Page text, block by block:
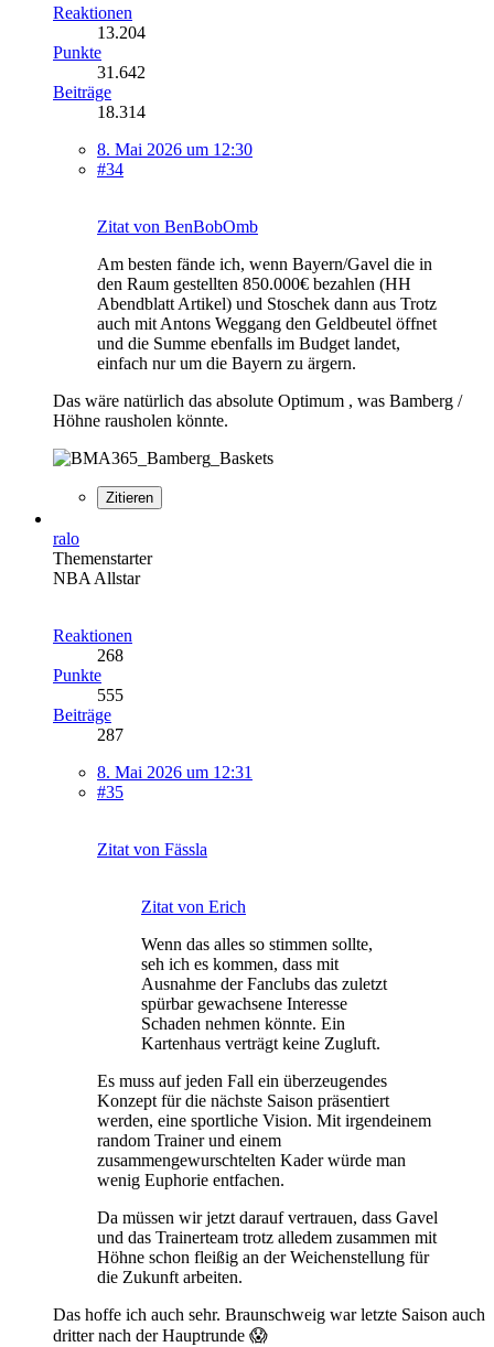
Reaktionen
13.204
Punkte
31.642
Beiträge
18.314
8. Mai 2026 um 12:30
#34
Zitat von BenBobOmb
Am besten fände ich, wenn Bayern/Gavel die in
den Raum gestellten 850.000€ bezahlen (HH
Abendblatt Artikel) und Stoschek dann aus Trotz
auch mit Antons Weggang den Geldbeutel öffnet
und die Summe ebenfalls im Budget landet,
einfach nur um die Bayern zu ärgern.
Das wäre natürlich das absolute Optimum , was Bamberg /
Höhne rausholen könnte.
Zitieren
ralo
Themenstarter
NBA Allstar
Reaktionen
268
Punkte
555
Beiträge
287
8. Mai 2026 um 12:31
#35
Zitat von Fässla
Zitat von Erich
Wenn das alles so stimmen sollte,
seh ich es kommen, dass mit
Ausnahme der Fanclubs das zuletzt
spürbar gewachsene Interesse
Schaden nehmen könnte. Ein
Kartenhaus verträgt keine Zugluft.
Es muss auf jeden Fall ein überzeugendes
Konzept für die nächste Saison präsentiert
werden, eine sportliche Vision. Mit irgendeinem
random Trainer und einem
zusammengewurschtelten Kader würde man
wenig Euphorie entfachen.
Da müssen wir jetzt darauf vertrauen, dass Gavel
und das Trainerteam trotz alledem zusammen mit
Höhne schon fleißig an der Weichenstellung für
die Zukunft arbeiten.
Das hoffe ich auch sehr. Braunschweig war letzte Saison auch
dritter nach der Hauptrunde 😱